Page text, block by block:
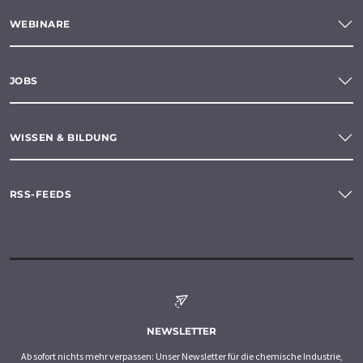
WEBINARE
JOBS
WISSEN & BILDUNG
RSS-FEEDS
NEWSLETTER
Ab sofort nichts mehr verpassen: Unser Newsletter für die chemische Industrie,